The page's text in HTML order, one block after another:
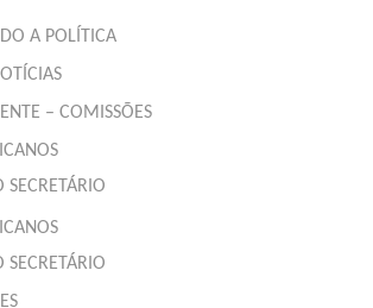
A POLÍTICA
– COMISSÕES